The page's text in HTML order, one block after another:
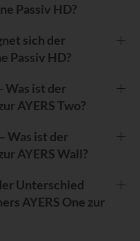
Passiv HD?
sich der
Passiv HD?
Was ist der
AYERS Two?
Was ist der
AYERS Wall?
Unterschied
AYERS One zur